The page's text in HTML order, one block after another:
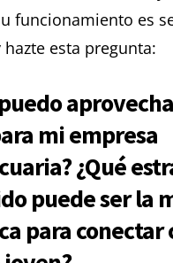
funcionamiento es
hazte esta pregunta:
mi empresa
¿Qué
puede ser la
para conectar